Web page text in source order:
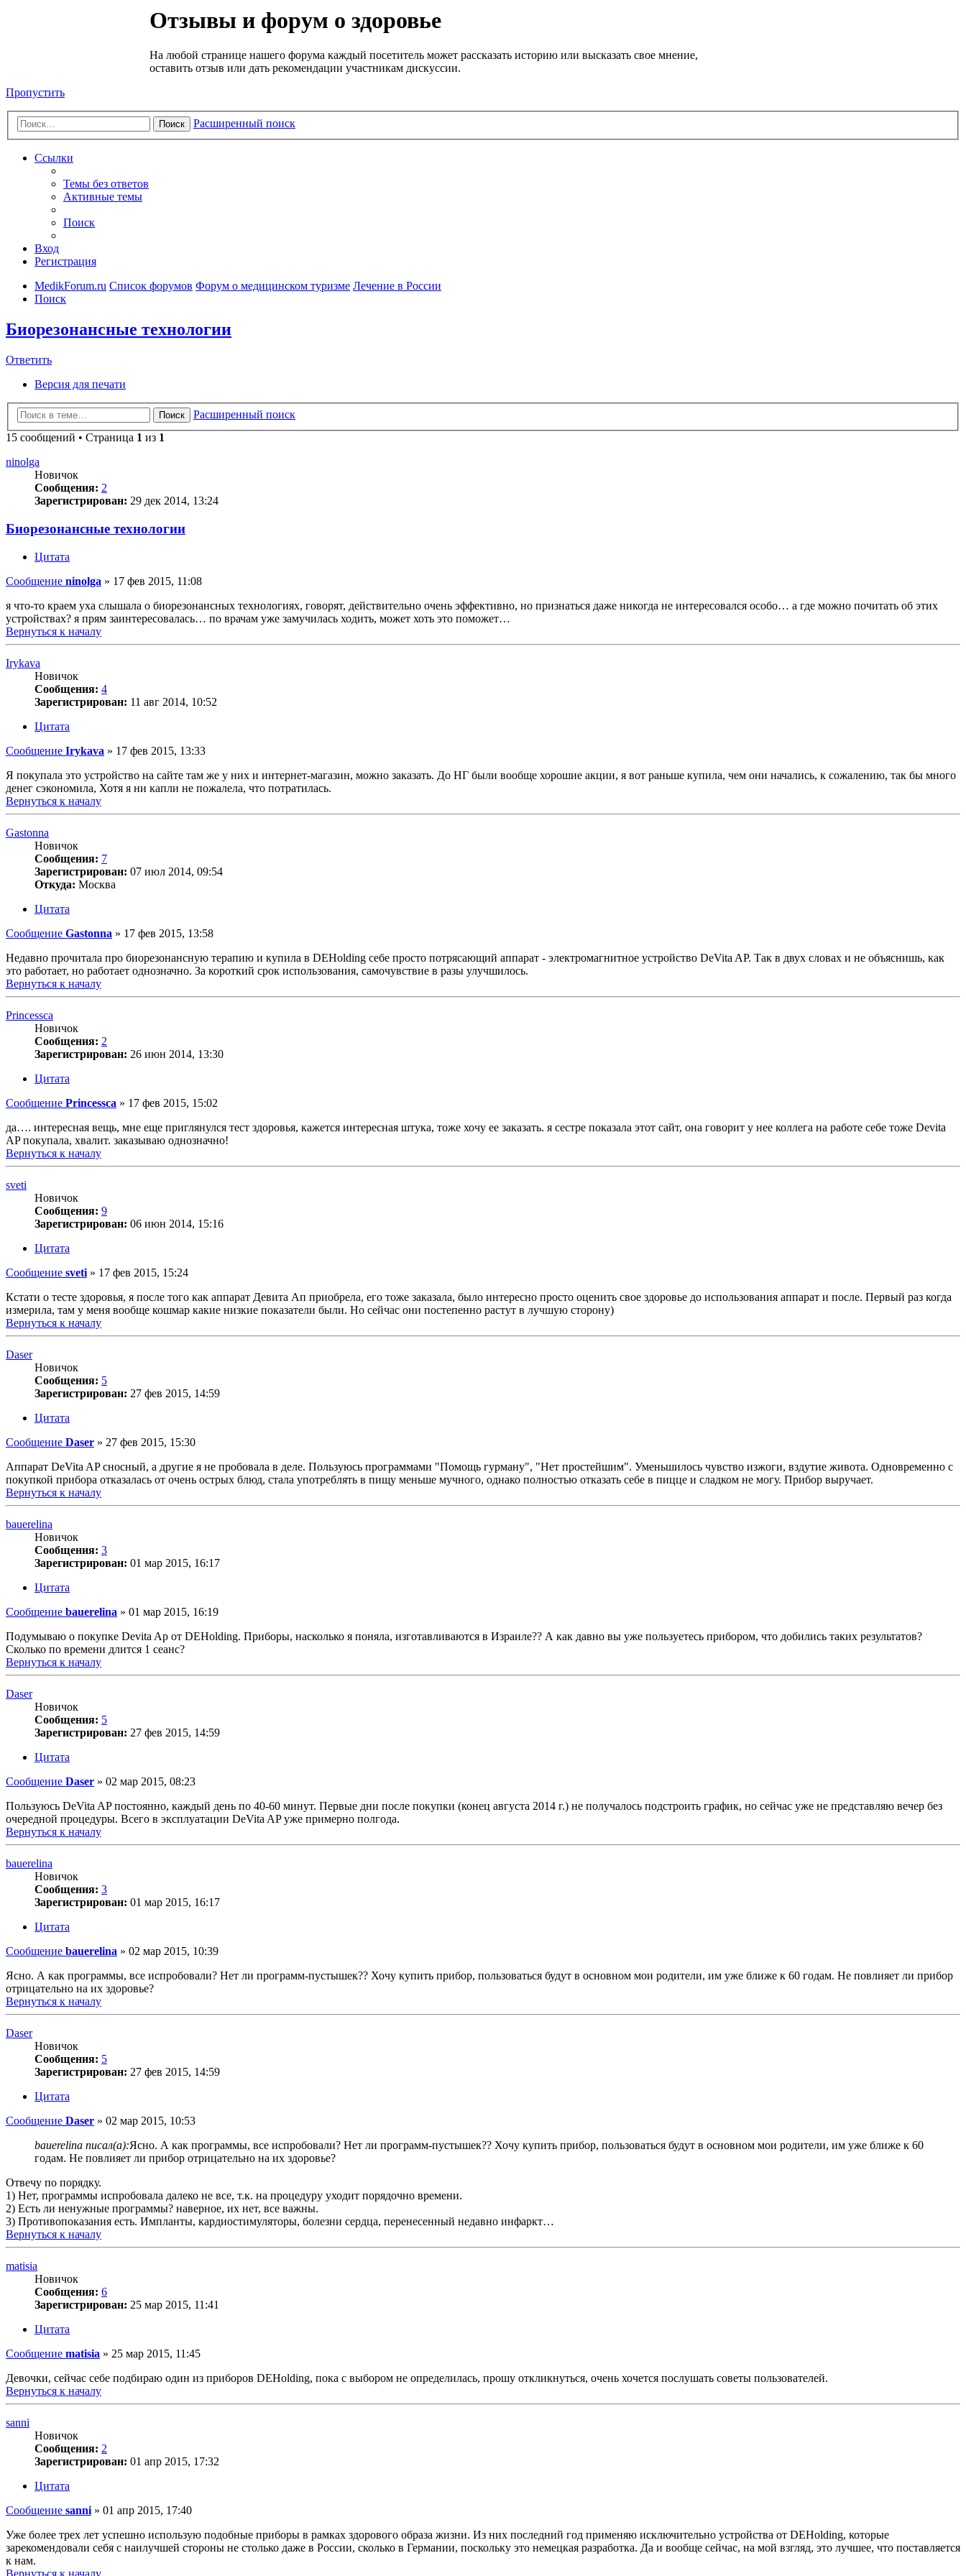
Отзывы и форум о здоровье
На любой странице нашего форума каждый посетитель может рассказать историю или высказать свое мнение,
оставить отзыв или дать рекомендации участникам дискуссии.
Пропустить
Поиск Расширенный поиск
Ссылки
Темы без ответов
Активные темы
Поиск
Вход
Регистрация
MedikForum.ru Список форумов Форум о медицинском туризме Лечение в России
Поиск
Биорезонансные технологии
Ответить
Версия для печати
Поиск
Расширенный поиск
15 сообщений • Страница 1 из 1
ninolga
Новичок
Сообщения: 2
Зарегистрирован: 29 дек 2014, 13:24
Биорезонансные технологии
Цитата
Сообщение ninolga » 17 фев 2015, 11:08
я что-то краем уха слышала о биорезонансных технологиях, говорят, действительно очень эффективно, но признаться даже никогда не интересовался особо… а где можно почитать об этих
устройствах? я прям заинтересовалась… по врачам уже замучилась ходить, может хоть это поможет…
Вернуться к началу
Irykava
Новичок
Сообщения: 4
Зарегистрирован: 11 авг 2014, 10:52
Цитата
Сообщение Irykava » 17 фев 2015, 13:33
Я покупала это устройство на сайте там же у них и интернет-магазин, можно заказать. До НГ были вообще хорошие акции, я вот раньше купила, чем они начались, к сожалению, так бы много
денег сэкономила, Хотя я ни капли не пожалела, что потратилась.
Вернуться к началу
Gastonna
Новичок
Сообщения: 7
Зарегистрирован: 07 июл 2014, 09:54
Откуда: Москва
Цитата
Сообщение Gastonna » 17 фев 2015, 13:58
Недавно прочитала про биорезонансную терапию и купила в DEHolding себе просто потрясающий аппарат - электромагнитное устройство DeVita AP. Так в двух словах и не объяснишь, как
это работает, но работает однозначно. За короткий срок использования, самочувствие в разы улучшилось.
Вернуться к началу
Princessca
Новичок
Сообщения: 2
Зарегистрирован: 26 июн 2014, 13:30
Цитата
Сообщение Princessca » 17 фев 2015, 15:02
да…. интересная вещь, мне еще приглянулся тест здоровья, кажется интересная штука, тоже хочу ее заказать. я сестре показала этот сайт, она говорит у нее коллега на работе себе тоже Devita
AP покупала, хвалит. заказываю однозначно!
Вернуться к началу
sveti
Новичок
Сообщения: 9
Зарегистрирован: 06 июн 2014, 15:16
Цитата
Сообщение sveti » 17 фев 2015, 15:24
Кстати о тесте здоровья, я после того как аппарат Девита Ап приобрела, его тоже заказала, было интересно просто оценить свое здоровье до использования аппарат и после. Первый раз когда
измерила, там у меня вообще кошмар какие низкие показатели были. Но сейчас они постепенно растут в лучшую сторону)
Вернуться к началу
Daser
Новичок
Сообщения: 5
Зарегистрирован: 27 фев 2015, 14:59
Цитата
Сообщение Daser » 27 фев 2015, 15:30
Аппарат DeVita AP сносный, а другие я не пробовала в деле. Пользуюсь программами "Помощь гурману", "Нет простейшим". Уменьшилось чувство изжоги, вздутие живота. Одновременно с
покупкой прибора отказалась от очень острых блюд, стала употреблять в пищу меньше мучного, однако полностью отказать себе в пицце и сладком не могу. Прибор выручает.
Вернуться к началу
bauerelina
Новичок
Сообщения: 3
Зарегистрирован: 01 мар 2015, 16:17
Цитата
Сообщение bauerelina » 01 мар 2015, 16:19
Подумываю о покупке Devita Ap от DEHolding. Приборы, насколько я поняла, изготавливаются в Израиле?? А как давно вы уже пользуетесь прибором, что добились таких результатов?
Сколько по времени длится 1 сеанс?
Вернуться к началу
Daser
Новичок
Сообщения: 5
Зарегистрирован: 27 фев 2015, 14:59
Цитата
Сообщение Daser » 02 мар 2015, 08:23
Пользуюсь DeVita AP постоянно, каждый день по 40-60 минут. Первые дни после покупки (конец августа 2014 г.) не получалось подстроить график, но сейчас уже не представляю вечер без
очередной процедуры. Всего в эксплуатации DeVita AP уже примерно полгода.
Вернуться к началу
bauerelina
Новичок
Сообщения: 3
Зарегистрирован: 01 мар 2015, 16:17
Цитата
Сообщение bauerelina » 02 мар 2015, 10:39
Ясно. А как программы, все испробовали? Нет ли программ-пустышек?? Хочу купить прибор, пользоваться будут в основном мои родители, им уже ближе к 60 годам. Не повлияет ли прибор
отрицательно на их здоровье?
Вернуться к началу
Daser
Новичок
Сообщения: 5
Зарегистрирован: 27 фев 2015, 14:59
Цитата
Сообщение Daser » 02 мар 2015, 10:53
bauerelina писал(а):Ясно. А как программы, все испробовали? Нет ли программ-пустышек?? Хочу купить прибор, пользоваться будут в основном мои родители, им уже ближе к 60
годам. Не повлияет ли прибор отрицательно на их здоровье?
Отвечу по порядку.
1) Нет, программы испробовала далеко не все, т.к. на процедуру уходит порядочно времени.
2) Есть ли ненужные программы? наверное, их нет, все важны.
3) Противопоказания есть. Импланты, кардиостимуляторы, болезни сердца, перенесенный недавно инфаркт…
Вернуться к началу
matisia
Новичок
Сообщения: 6
Зарегистрирован: 25 мар 2015, 11:41
Цитата
Сообщение matisia » 25 мар 2015, 11:45
Девочки, сейчас себе подбираю один из приборов DEHolding, пока с выбором не определилась, прошу откликнуться, очень хочется послушать советы пользователей.
Вернуться к началу
sanni
Новичок
Сообщения: 2
Зарегистрирован: 01 апр 2015, 17:32
Цитата
Сообщение sanni » 01 апр 2015, 17:40
Уже более трех лет успешно использую подобные приборы в рамках здорового образа жизни. Из них последний год применяю исключительно устройства от DEHolding, которые
зарекомендовали себя с наилучшей стороны не столько даже в России, сколько в Германии, поскольку это немецкая разработка. Да и вообще сейчас, на мой взгляд, это лучшее, что поставляется
к нам.
Вернуться к началу